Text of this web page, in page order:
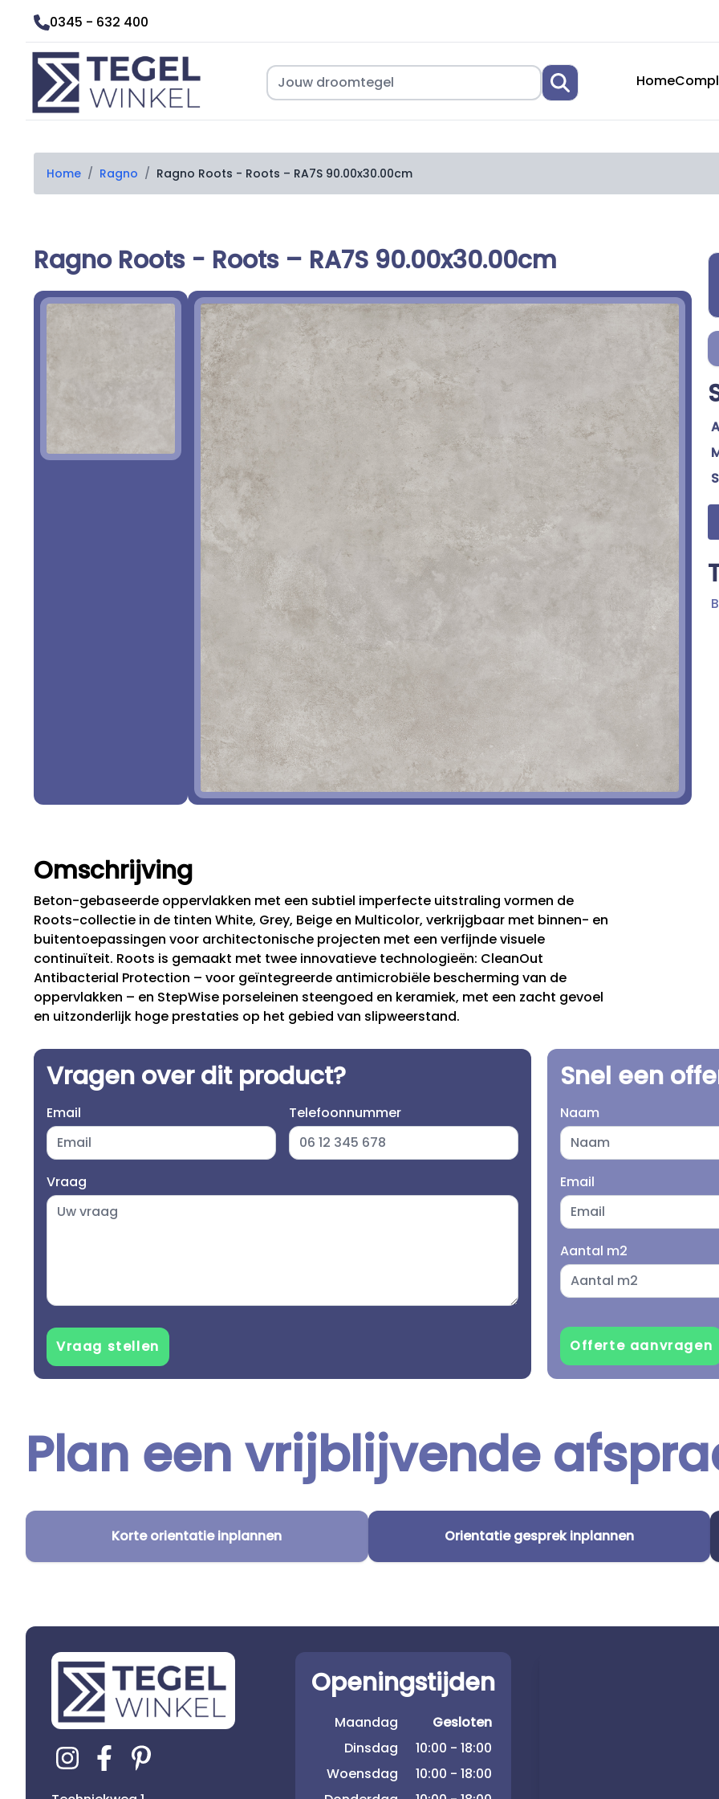
0345 - 632 400
Home
Home / Ragno / Ragno Roots - Roots – RA7S 90.00x30.00cm
Ragno Roots - Roots – RA7S 90.00x30.00cm
Omschrijving
Beton-gebaseerde oppervlakken met een subtiel imperfecte uitstraling vormen de
Roots-collectie in de tinten White, Grey, Beige en Multicolor, verkrijgbaar met binnen- en
buitentoepassingen voor architectonische projecten met een verfijnde visuele
continuïteit. Roots is gemaakt met twee innovatieve technologieën: CleanOut
Antibacterial Protection – voor geïntegreerde antimicrobiële bescherming van de
oppervlakken – en StepWise porseleinen steengoed en keramiek, met een zacht gevoel
en uitzonderlijk hoge prestaties op het gebied van slipweerstand.
Vragen over dit product?
Email Telefoonnummer
Vraag
Snel een
Naam
Email
Aantal m2
Plan een vrijblijvende
Korte orientatie inplannen Orientatie gesprek inplannen
Openingstijden
Maandag
Gesloten
Dinsdag
10:00 - 18:00
Woensdag
10:00 - 18:00